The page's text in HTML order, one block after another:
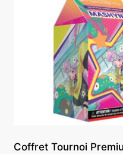
Coffret Tournoi